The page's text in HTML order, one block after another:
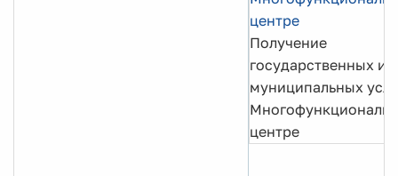
центре
Получение
государственных и
муниципальных
центре